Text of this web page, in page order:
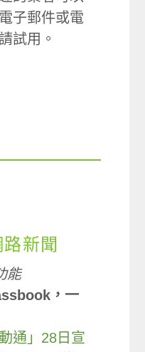
子郵件或電
試用。
新聞
能
，一
通」28日宣